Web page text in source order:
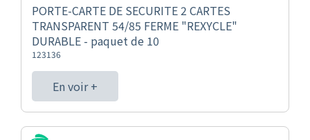
PORTE-CARTE DE SECURITE 2 CARTES
TRANSPARENT 54/85 FERME "REXYCLE"
DURABLE - paquet de 10
123136
En voir +